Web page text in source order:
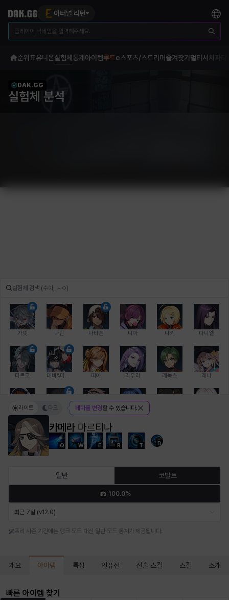
이터널 리턴
순위표유니온실험체 통계 아이템루트e스포츠/스트리머 즐겨찾기 멀티서치 파티
DAK.GG
실험체 분석
가넷 나딘 나타폰 니아 니키 다니엘
다르코 띠아 라우라 레녹스 레니
레온 루크 르노어
바바라 버니스 블레어 비앙카 비형 샬럿
카메라 마르티나
Q W E R T D
라이트 다크 테마를 변경할 수 있습니다.
일반 코발트
100.0%
최근 7일 (v12.0)
프리 시즌 기간에는 랭크 모드 대신 일반 모드 통계가 제공됩니다.
개요 아이템 특성 인퓨전 전술 스킬 스킬 소개
빠른 아이템 찾기